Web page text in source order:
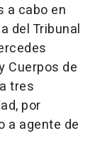
a cabo en
del Tribunal
Cuerpos de
tres
por
a agente de